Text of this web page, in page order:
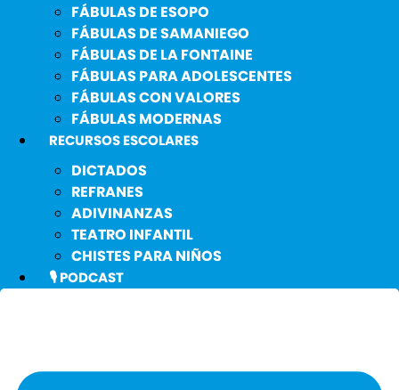
FÁBULAS DE ESOPO
FÁBULAS DE SAMANIEGO
FÁBULAS DE LA FONTAINE
FÁBULAS PARA ADOLESCENTES
FÁBULAS CON VALORES
FÁBULAS MODERNAS
RECURSOS ESCOLARES
DICTADOS
REFRANES
ADIVINANZAS
TEATRO INFANTIL
CHISTES PARA NIÑOS
🎙️ PODCAST